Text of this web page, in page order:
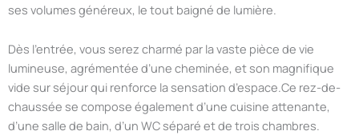
ses volumes généreux, le tout baigné de lumière.
Dès l’entrée, vous serez charmé par la vaste pièce de vie
lumineuse, agrémentée d’une cheminée, et son magnifique
vide sur séjour qui renforce la sensation d’espace.Ce rez-de-
chaussée se compose également d’une cuisine attenante,
d’une salle de bain, d’un WC séparé et de trois chambres.